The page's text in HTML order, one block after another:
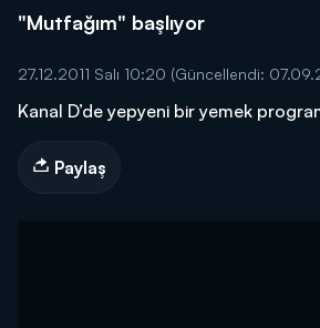
"Mutfağım" başlıyor
27.12.2011 Salı 10:20 (Güncellendi:
Kanal D’de yepyeni bir yemek
Paylaş